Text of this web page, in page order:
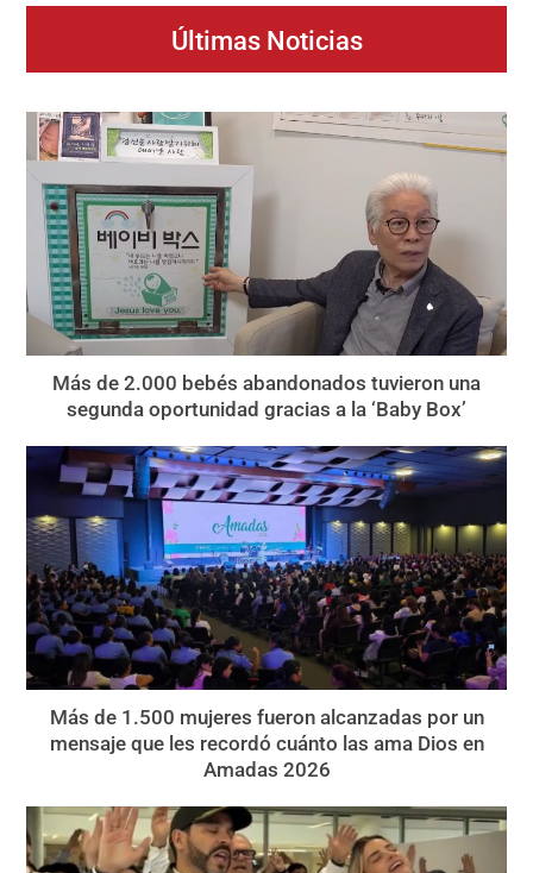
Últimas Noticias
Más de 2.000 bebés abandonados tuvieron una
segunda oportunidad gracias a la ‘Baby Box’
Más de 1.500 mujeres fueron alcanzadas por un
mensaje que les recordó cuánto las ama Dios en
Amadas 2026